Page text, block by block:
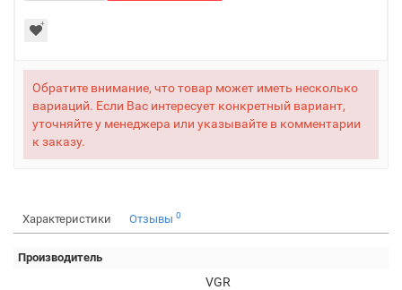
Обратите внимание, что товар может иметь несколько
вариаций. Если Вас интересует конкретный вариант,
уточняйте у менеджера или указывайте в комментарии
к заказу.
Характеристики Отзывы 0
Производитель
VGR